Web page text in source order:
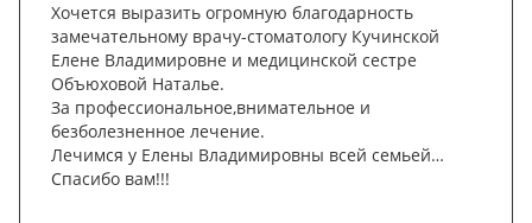
Хочется выразить огромную благодарность
замечательному врачу-стоматологу Кучинской
Елене Владимировне и медицинской сестре
Объюховой Наталье.
За профессиональное,внимательное и
безболезненное лечение.
Лечимся у Елены Владимировны всей семьей…
Спасибо вам!!!